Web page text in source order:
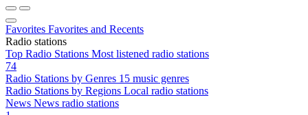
Favorites Favorites and Recents
Radio stations
Top Radio Stations Most listened radio stations
74
Radio Stations by Genres 15 music genres
Radio Stations by Regions Local radio stations
News News radio stations